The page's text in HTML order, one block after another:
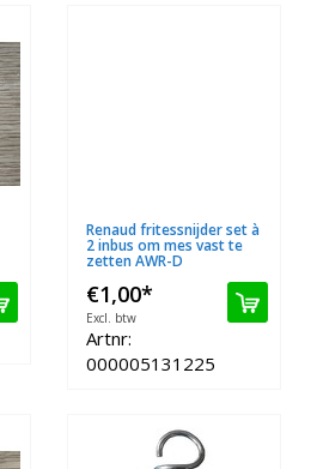
Renaud fritessnijder set à
2 inbus om mes vast te
zetten AWR-D
€1,00*
Excl. btw
Artnr:
000005131225